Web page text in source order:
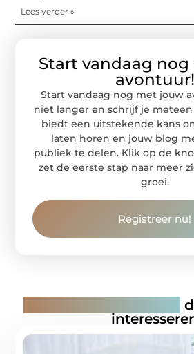
Lees verder »
Start vandaag
avontuur!
Start vandaag nog met jouw
niet langer en schrijf je
biedt een uitstekende kans
laten horen en jouw blog
publiek te delen. Klik op de
zet de eerste stap naar meer
groei.
Registreer nu!